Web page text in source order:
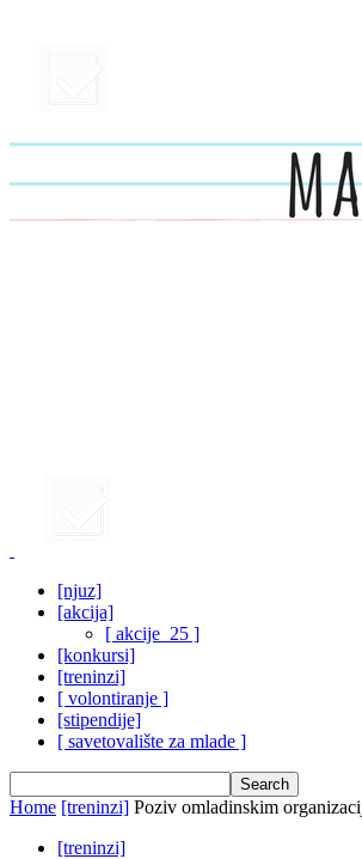
[njuz]
[akcija]
[ akcije_25 ]
[konkursi]
[treninzi]
[ volontiranje ]
[stipendije]
[ savetovalište za mlade ]
Home [treninzi] Poziv omladinskim
[treninzi]